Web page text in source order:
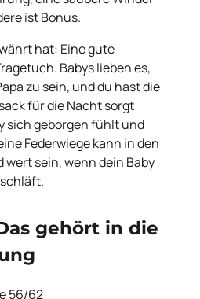
ist Bonus.
hat: Eine gute
Babys lieben es,
zu sein, und du hast die
für die Nacht sorgt
sich geborgen fühlt und
Federwiege kann in den
wert sein, wenn dein Baby
gehört in die
56/62